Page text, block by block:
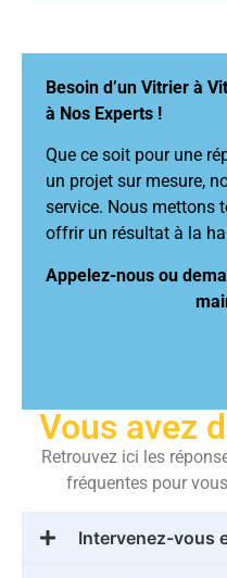
Besoin d’un Vitrier à
à Nos Experts !
Que ce soit pour une
un projet sur mesure,
service. Nous mettons
offrir un résultat à la
Appelez-nous ou
Vous avez
Retrouvez ici les
fréquentes pour
Intervenez-vous